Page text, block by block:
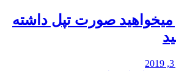
میخواهید صورت تپل داشته